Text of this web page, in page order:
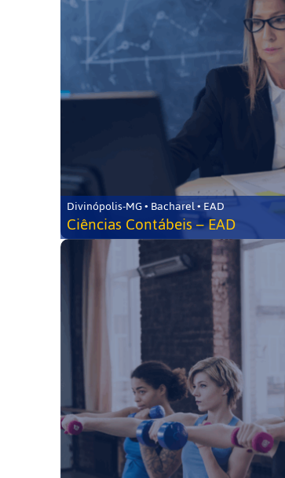
Divinópolis-MG • Bacharel • EAD
Ciências Contábeis – EAD